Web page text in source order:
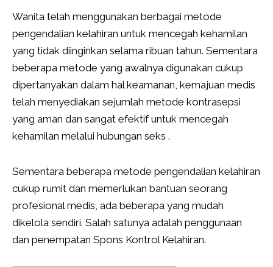
Wanita telah menggunakan berbagai metode
pengendalian kelahiran untuk mencegah kehamilan
yang tidak diinginkan selama ribuan tahun. Sementara
beberapa metode yang awalnya digunakan cukup
dipertanyakan dalam hal keamanan, kemajuan medis
telah menyediakan sejumlah metode kontrasepsi
yang aman dan sangat efektif untuk mencegah
kehamilan melalui hubungan seks .
Sementara beberapa metode pengendalian kelahiran
cukup rumit dan memerlukan bantuan seorang
profesional medis, ada beberapa yang mudah
dikelola sendiri. Salah satunya adalah penggunaan
dan penempatan Spons Kontrol Kelahiran.